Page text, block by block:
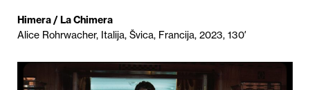
Himera / La Chimera
Alice Rohrwacher, Italija, Švica, Francija, 2023, 130′